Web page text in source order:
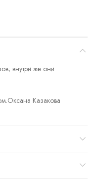
внутри же они
Оксана Казакова